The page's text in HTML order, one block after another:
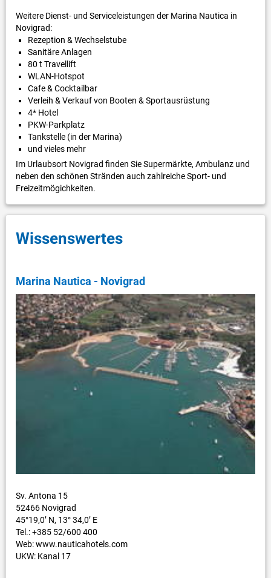
Weitere Dienst- und Serviceleistungen der Marina Nautica in
Novigrad:
Rezeption & Wechselstube
Sanitäre Anlagen
80 t Travellift
WLAN-Hotspot
Cafe & Cocktailbar
Verleih & Verkauf von Booten & Sportausrüstung
4* Hotel
PKW-Parkplatz
Tankstelle (in der Marina)
und vieles mehr
Im Urlaubsort Novigrad finden Sie Supermärkte, Ambulanz und
neben den schönen Stränden auch zahlreiche Sport- und
Freizeitmögichkeiten.
Wissenswertes
Marina Nautica - Novigrad
Sv. Antona 15
52466 Novigrad
45°19,0’ N, 13° 34,0’ E
Tel.: +385 52/600 400
Web: www.nauticahotels.com
UKW: Kanal 17